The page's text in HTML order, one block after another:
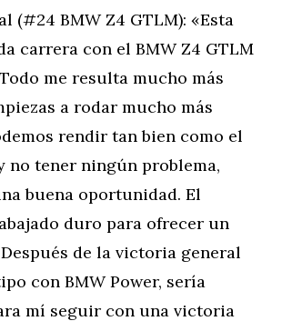
(#24 BMW Z4 GTLM): «Esta
carrera con el BMW Z4 GTLM
me resulta mucho más
a rodar mucho más
rendir tan bien como el
no tener ningún problema,
buena oportunidad. El
duro para ofrecer un
de la victoria general
con BMW Power, sería
mí seguir con una victoria